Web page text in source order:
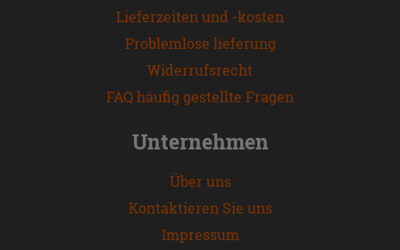
Lieferzeiten und -kosten
Problemlose lieferung
Widerrufsrecht
FAQ häufig gestellte Fragen
Unternehmen
Über uns
Kontaktieren Sie uns
Impressum